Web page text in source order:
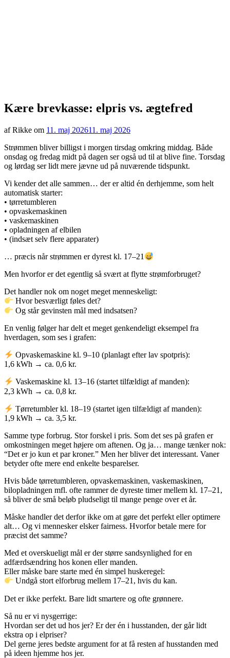
Kære brevkasse: elpris vs. ægtefred
af Rikke om 11. maj 202611. maj 2026
Strømmen bliver billigst i morgen tirsdag omkring middag. Både
onsdag og fredag midt på dagen ser også ud til at blive fine. Torsdag
og lørdag ser lidt mere jævne ud på nuværende tidspunkt.
Vi kender det alle sammen… der er altid én derhjemme, som helt
automatisk starter:
• tørretumbleren
• opvaskemaskinen
• vaskemaskinen
• opladningen af elbilen
• (indsæt selv flere apparater)
… præcis når strømmen er dyrest kl. 17–21
Men hvorfor er det egentlig så svært at flytte strømforbruget?
Det handler nok om noget meget menneskeligt:
Hvor besværligt føles det?
Og står gevinsten mål med indsatsen?
En venlig følger har delt et meget genkendeligt eksempel fra
hverdagen, som ses i grafen:
Opvaskemaskine kl. 9–10 (planlagt efter lav spotpris):
1,6 kWh → ca. 0,6 kr.
Vaskemaskine kl. 13–16 (startet tilfældigt af manden):
2,3 kWh → ca. 0,8 kr.
Tørretumbler kl. 18–19 (startet igen tilfældigt af manden):
1,9 kWh → ca. 3,5 kr.
Samme type forbrug. Stor forskel i pris. Som det ses på grafen er
omkostningen meget højere om aftenen. Og ja… mange tænker nok:
“Det er jo kun et par kroner.” Men her bliver det interessant. Vaner
betyder ofte mere end enkelte besparelser.
Hvis både tørretumbleren, opvaskemaskinen, vaskemaskinen,
bilopladningen mfl. ofte rammer de dyreste timer mellem kl. 17–21,
så bliver de små beløb pludseligt til mange penge over et år.
Måske handler det derfor ikke om at gøre det perfekt eller optimere
alt… Og vi mennesker elsker fairness. Hvorfor betale mere for
præcist det samme?
Med et overskueligt mål er der større sandsynlighed for en
adfærdsændring hos konen eller manden.
Eller måske bare starte med én simpel huskeregel:
Undgå stort elforbrug mellem 17–21, hvis du kan.
Det er ikke perfekt. Bare lidt smartere og ofte grønnere.
Så nu er vi nysgerrige:
Hvordan ser det ud hos jer? Er der én i husstanden, der går lidt
ekstra op i elpriser?
Del gerne jeres bedste argument for at få resten af husstanden med
på ideen hjemme hos jer.